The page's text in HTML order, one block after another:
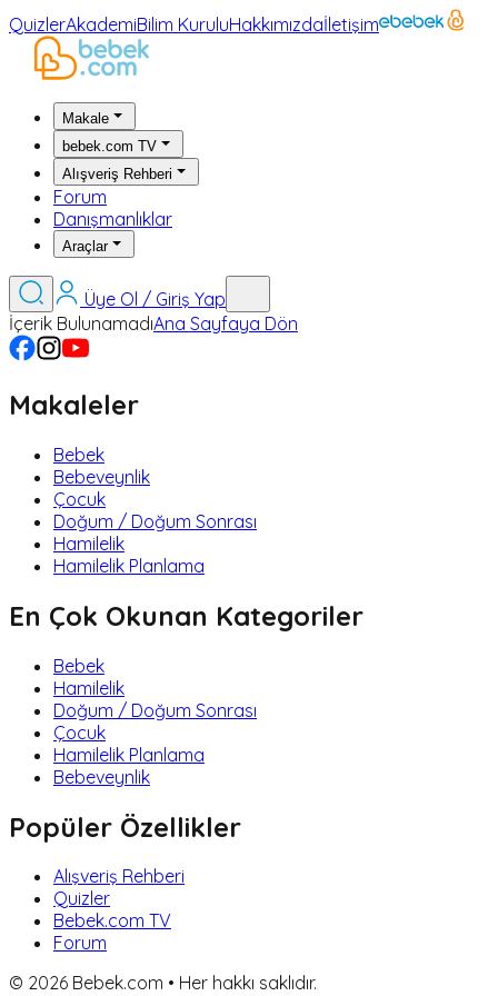
QuizlerAkademiBilim KuruluHakkımızdaİletişim
Makale
bebek.com TV
Alışveriş Rehberi
Forum
Danışmanlıklar
Araçlar
Üye Ol / Giriş Yap
İçerik BulunamadıAna Sayfaya Dön
Makaleler
Bebek
Bebeveynlik
Çocuk
Doğum / Doğum Sonrası
Hamilelik
Hamilelik Planlama
En Çok Okunan Kategoriler
Bebek
Hamilelik
Doğum / Doğum Sonrası
Çocuk
Hamilelik Planlama
Bebeveynlik
Popüler Özellikler
Alışveriş Rehberi
Quizler
Bebek.com TV
Forum
© 2026 Bebek.com • Her hakkı saklıdır.